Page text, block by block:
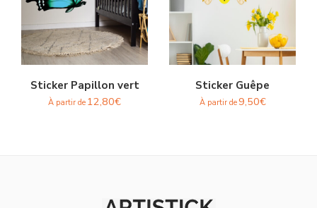
Sticker Papillon vert
À partir de 12,80€
Sticker Guêpe
À partir de9,50€